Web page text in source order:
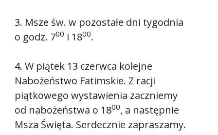
3. Msze św. w pozostałe dni tygodnia
o godz. 700 i 1800.
4. W piątek 13 czerwca kolejne
Nabożeństwo Fatimskie. Z racji
piątkowego wystawienia zaczniemy
od nabożeństwa o 1800, a następnie
Msza Święta. Serdecznie zapraszamy.